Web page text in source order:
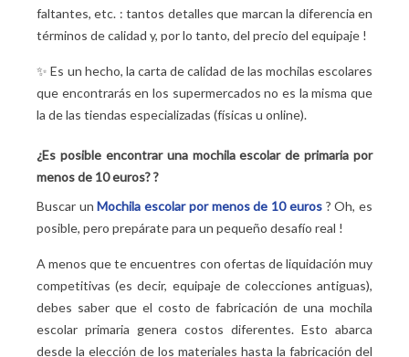
faltantes, etc. : tantos detalles que marcan la diferencia en
términos de calidad y, por lo tanto, del precio del equipaje !
✨ Es un hecho, la carta de calidad de las mochilas escolares
que encontrarás en los supermercados no es la misma que
la de las tiendas especializadas (físicas u online).
¿Es posible encontrar una mochila escolar de primaria por
menos de 10 euros??
Buscar unMochila escolar por menos de 10 euros ? Oh, es
posible, pero prepárate para un pequeño desafío real !
A menos que te encuentres con ofertas de liquidación muy
competitivas (es decir, equipaje de colecciones antiguas),
debes saber que el costo de fabricación de una mochila
escolar primaria genera costos diferentes. Esto abarca
desde la elección de los materiales hasta la fabricación del